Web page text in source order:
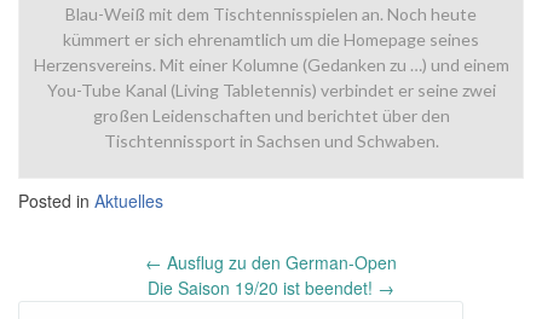
Blau-Weiß mit dem Tischtennisspielen an. Noch heute
kümmert er sich ehrenamtlich um die Homepage seines
Herzensvereins. Mit einer Kolumne (Gedanken zu …) und einem
You-Tube Kanal (Living Tabletennis) verbindet er seine zwei
großen Leidenschaften und berichtet über den
Tischtennissport in Sachsen und Schwaben.
Posted in Aktuelles
← Ausflug zu den German-Open
Die Saison 19/20 ist beendet! →